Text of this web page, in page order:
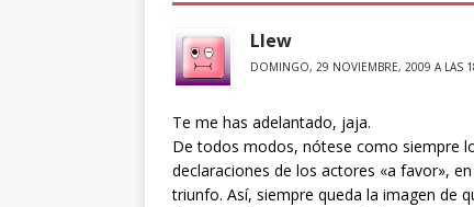
Llew
DOMINGO, 29 NOVIEMBRE, 2009 A LAS
Te me has adelantado, jaja.
De todos modos, nótese como siempre
declaraciones de los actores «a favor»,
triunfo. Así, siempre queda la imagen de